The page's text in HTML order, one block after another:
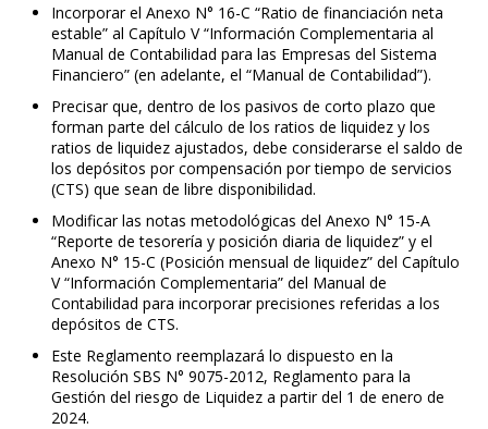
Incorporar el Anexo N° 16-C “Ratio de financiación neta
estable” al Capítulo V “Información Complementaria al
Manual de Contabilidad para las Empresas del Sistema
Financiero” (en adelante, el “Manual de Contabilidad”).
Precisar que, dentro de los pasivos de corto plazo que
forman parte del cálculo de los ratios de liquidez y los
ratios de liquidez ajustados, debe considerarse el saldo de
los depósitos por compensación por tiempo de servicios
(CTS) que sean de libre disponibilidad.
Modificar las notas metodológicas del Anexo N° 15-A
“Reporte de tesorería y posición diaria de liquidez” y el
Anexo N° 15-C (Posición mensual de liquidez” del Capítulo
V “Información Complementaria” del Manual de
Contabilidad para incorporar precisiones referidas a los
depósitos de CTS.
Este Reglamento reemplazará lo dispuesto en la
Resolución SBS N° 9075-2012, Reglamento para la
Gestión del riesgo de Liquidez a partir del 1 de enero de
2024.